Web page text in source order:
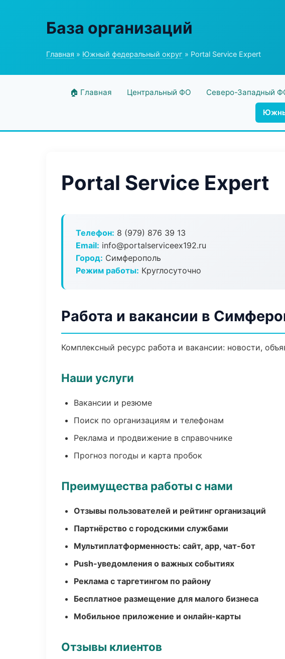
База организаций
Главная » Южный федеральный округ » Portal Service Expert
🏠 Главная Центральный ФО Северо-Западный
Portal Service Expert
Телефон: 8 (979) 876 39 13
Email: info@portalserviceex192.ru
Город: Симферополь
Режим работы: Круглосуточно
Работа и вакансии в
Комплексный ресурс работа и вакансии: новости,
Наши услуги
Вакансии и резюме
Поиск по организациям и телефонам
Реклама и продвижение в справочнике
Прогноз погоды и карта пробок
Преимущества работы с нами
Отзывы пользователей и рейтинг организаций
Партнёрство с городскими службами
Мультиплатформенность: сайт, app, чат-бот
Push-уведомления о важных событиях
Реклама с таргетингом по району
Бесплатное размещение для малого бизнеса
Мобильное приложение и онлайн-карты
Отзывы клиентов